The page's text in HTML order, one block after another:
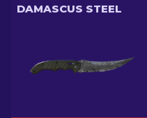
DAMASCUS STEEL